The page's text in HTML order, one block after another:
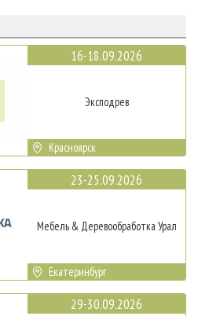
16-18.09.2026
Эксподрев
Красноярск
23-25.09.2026
Мебель & Деревообработка Урал
Екатеринбург
29-30.09.2026